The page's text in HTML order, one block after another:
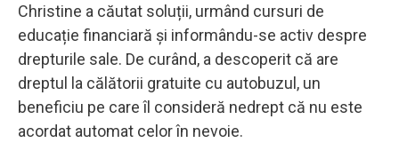
Christine a căutat soluții, urmând cursuri de
educație financiară și informându-se activ despre
drepturile sale. De curând, a descoperit că are
dreptul la călătorii gratuite cu autobuzul, un
beneficiu pe care îl consideră nedrept că nu este
acordat automat celor în nevoie.